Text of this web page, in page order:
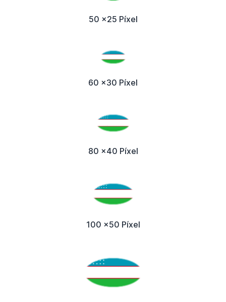
50 x25 Píxel
60 x30 Píxel
80 x40 Píxel
100 x50 Píxel